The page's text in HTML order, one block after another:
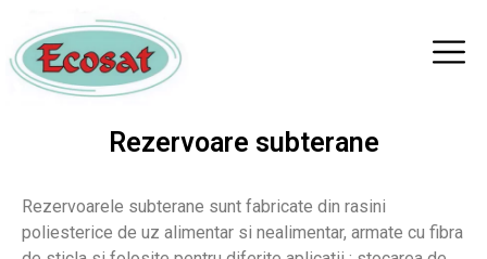
Rezervoare subterane
Rezervoarele subterane sunt fabricate din rasini
poliesterice de uz alimentar si nealimentar, armate cu fibra